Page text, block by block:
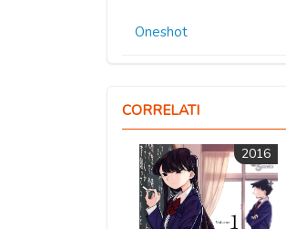
Oneshot
CORRELATI
2016